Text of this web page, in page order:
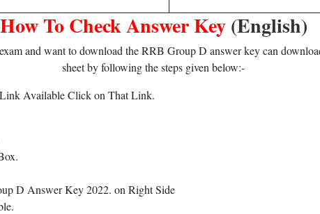
How To Check Answer Key(English)
and want to download the RRB Group D answer key can
sheet by following the steps given below:-
Available Click on That Link.
D Answer Key 2022. on Right Side